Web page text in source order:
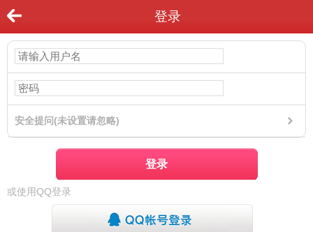
登录
安全提问(未设置请忽略)
登录
或使用QQ登录